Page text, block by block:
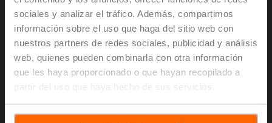
sociales y analizar el tráfico. Además, compartimos
información sobre el uso que haga del sitio web con
nuestros partners de redes sociales, publicidad y análisis
web, quienes pueden combinarla con otra información
que les haya proporcionado o que hayan recopilado a
partir del uso que haya hecho de sus servicios.
GR24A-MP-R
Actuador rotativo (RetroFIT+), 40 Nm, AC/DC 24 V, MP-
Precio de lista: 640,00 EUR